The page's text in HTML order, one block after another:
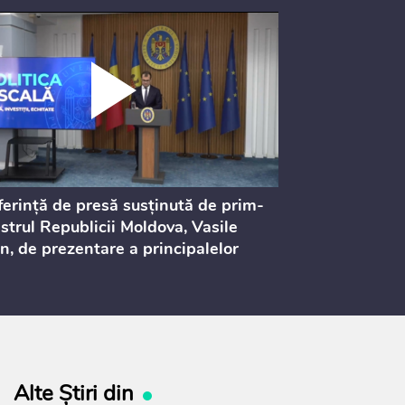
de presă susținută de prim-
Republicii Moldova, Vasile
de prezentare a principalelor
publice
Alte Știri din